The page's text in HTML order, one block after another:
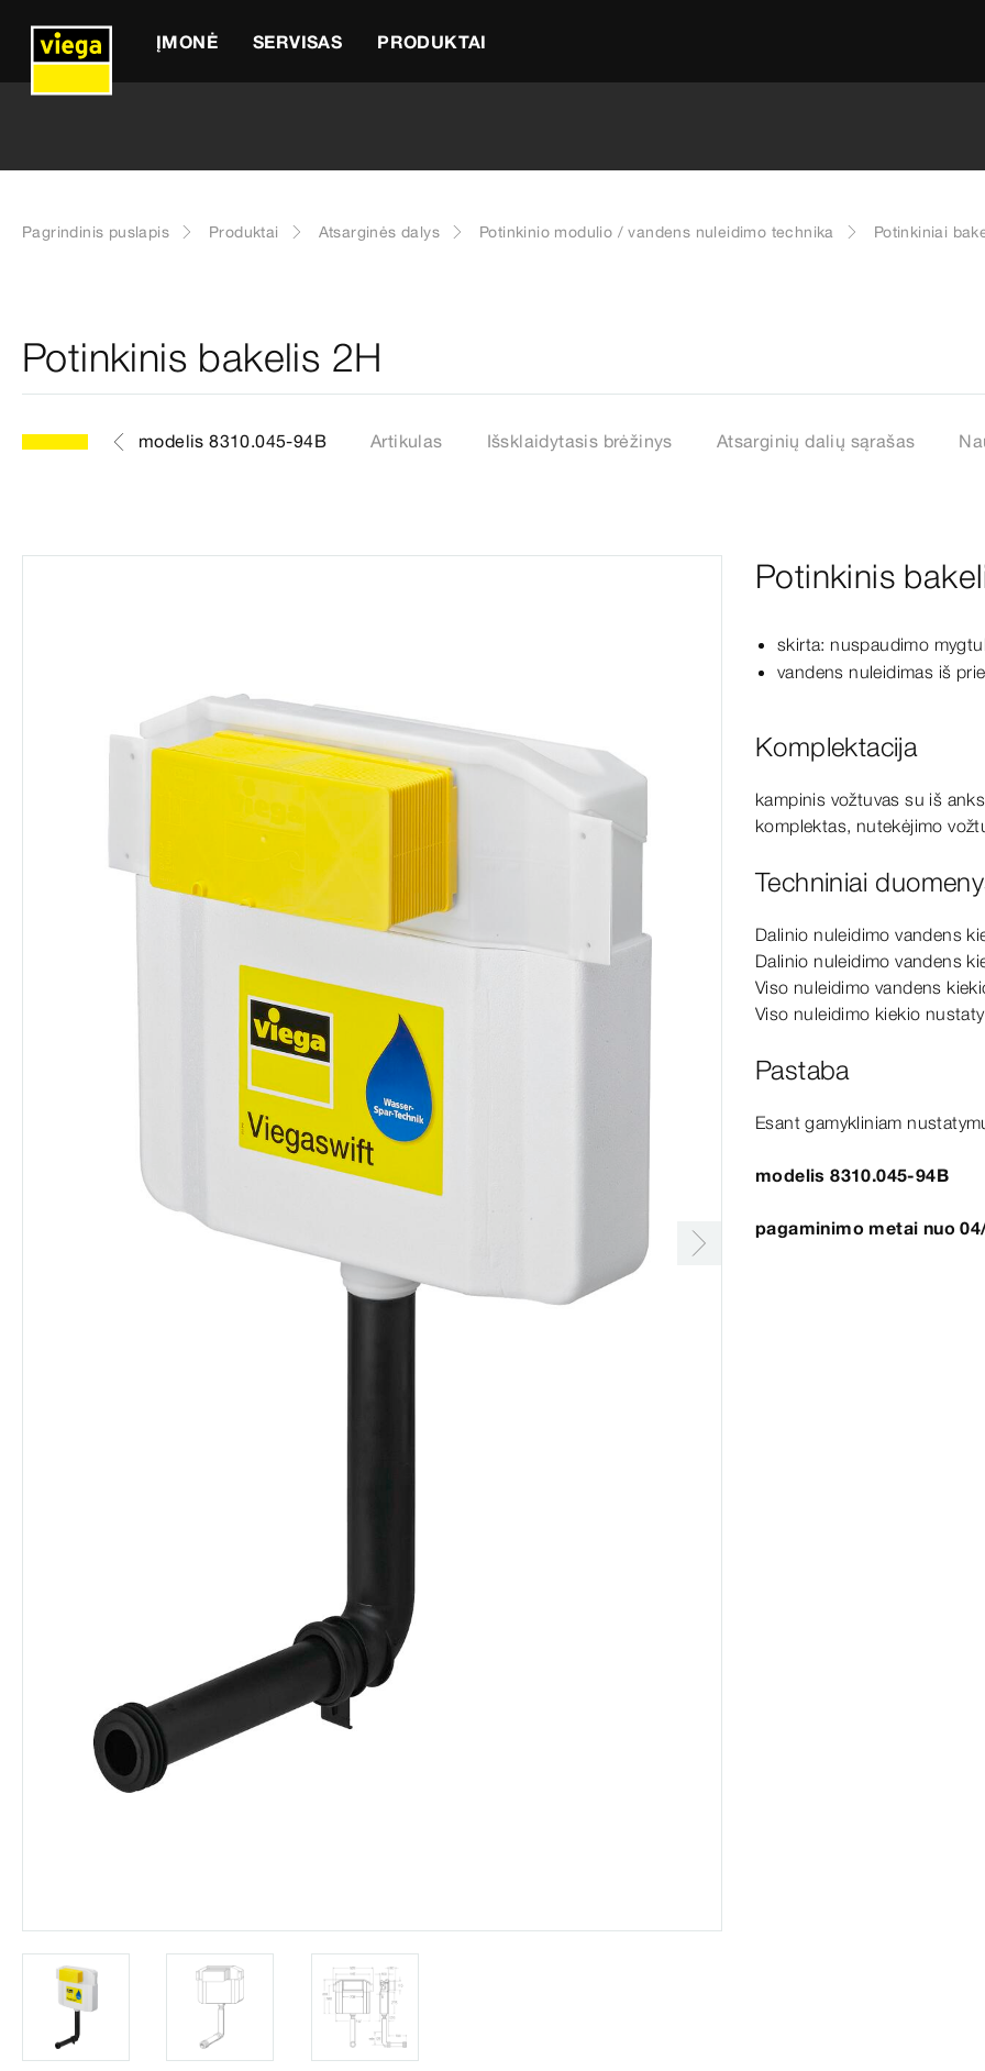
ĮMONĖ SERVISAS PRODUKTAI
Pagrindinis puslapis Produktai Atsarginės dalys Potinkinio modulio / vandens nuleidimo technika Potinkiniai
Potinkinis bakelis 2H
modelis 8310.045-94B Artikulas Išsklaidytasis brėžinys Atsarginių dalių sąrašas
Potinkinis
skirta: nuspaudimo
vandens nuleidimas iš
Komplektacija
kampinis vožtuvas su iš
komplektas, nutekėjimo
Techniniai
Dalinio nuleidimo vandens
Dalinio nuleidimo vandens
Viso nuleidimo vandens
Viso nuleidimo kiekio
Pastaba
Esant gamykliniam
modelis 8310.045-94B
pagaminimo metai nuo